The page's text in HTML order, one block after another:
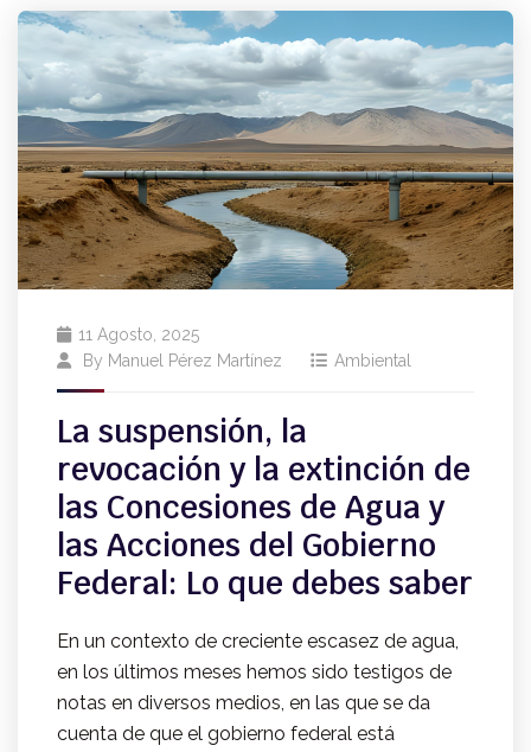
11 Agosto, 2025
By Manuel Pérez Martínez Ambiental
La suspensión, la
revocación y la extinción de
las Concesiones de Agua y
las Acciones del Gobierno
Federal: Lo que debes saber
En un contexto de creciente escasez de agua,
en los últimos meses hemos sido testigos de
notas en diversos medios, en las que se da
cuenta de que el gobierno federal está